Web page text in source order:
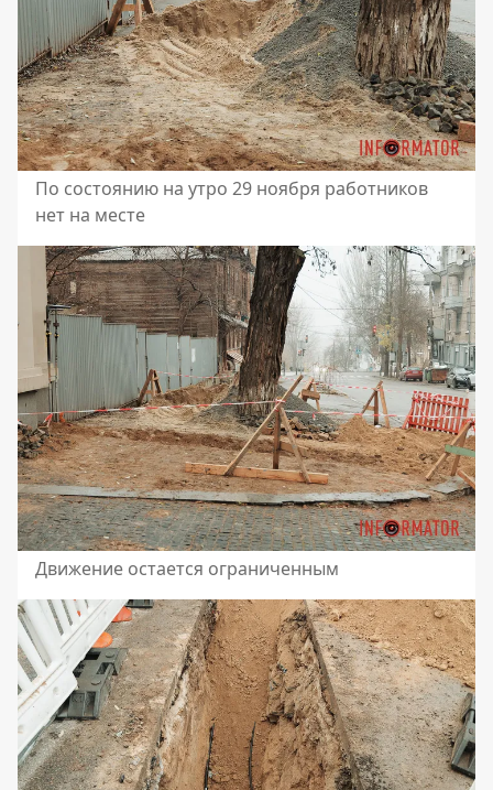
По состоянию на утро 29 ноября работников
нет на месте
Движение остается ограниченным